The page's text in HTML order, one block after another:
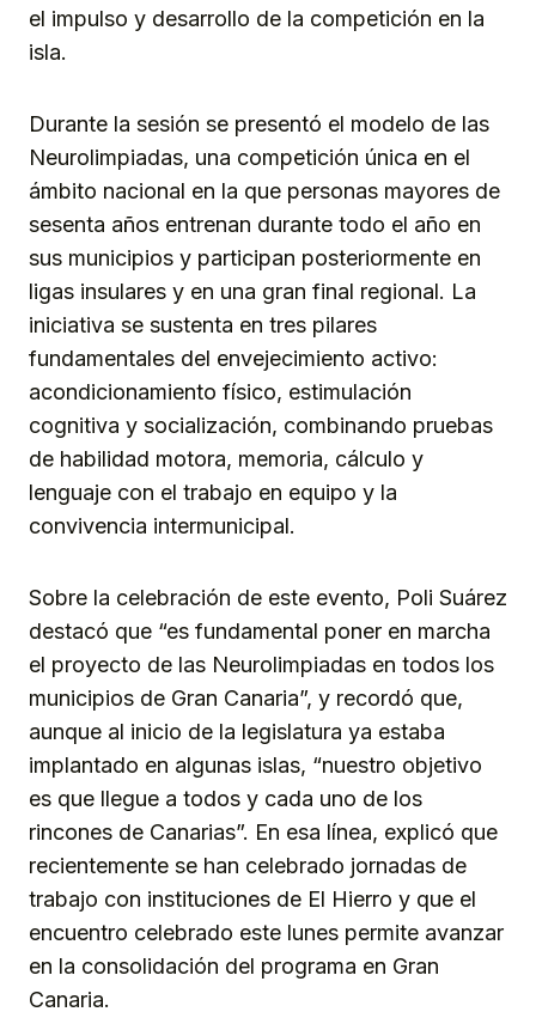
el impulso y desarrollo de la competición en la
isla.
Durante la sesión se presentó el modelo de las
Neurolimpiadas, una competición única en el
ámbito nacional en la que personas mayores de
sesenta años entrenan durante todo el año en
sus municipios y participan posteriormente en
ligas insulares y en una gran final regional. La
iniciativa se sustenta en tres pilares
fundamentales del envejecimiento activo:
acondicionamiento físico, estimulación
cognitiva y socialización, combinando pruebas
de habilidad motora, memoria, cálculo y
lenguaje con el trabajo en equipo y la
convivencia intermunicipal.
Sobre la celebración de este evento, Poli Suárez
destacó que “es fundamental poner en marcha
el proyecto de las Neurolimpiadas en todos los
municipios de Gran Canaria”, y recordó que,
aunque al inicio de la legislatura ya estaba
implantado en algunas islas, “nuestro objetivo
es que llegue a todos y cada uno de los
rincones de Canarias”. En esa línea, explicó que
recientemente se han celebrado jornadas de
trabajo con instituciones de El Hierro y que el
encuentro celebrado este lunes permite avanzar
en la consolidación del programa en Gran
Canaria.